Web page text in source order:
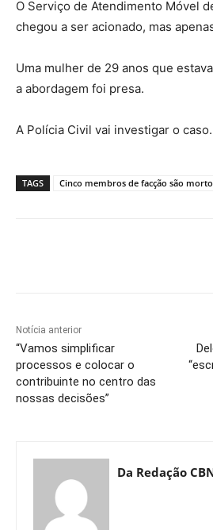
O Serviço de Atendimento Móvel
chegou a ser acionado, mas
Uma mulher de 29 anos que
a abordagem foi presa.
A Polícia Civil vai investigar o caso.
TAGS Cinco membros de facção são
Notícia anterior
“Vamos simplificar
processos e colocar o
contribuinte no centro das
nossas decisões”
Da Redação